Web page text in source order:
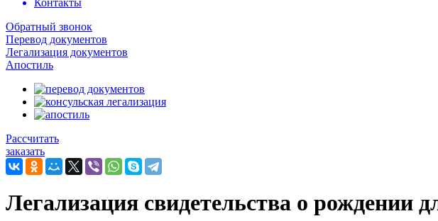
Контакты
Обратный звонок
Перевод документов
Легализация документов
Апостиль
Рассчитать
заказать
Легализация свидетельства о рождении